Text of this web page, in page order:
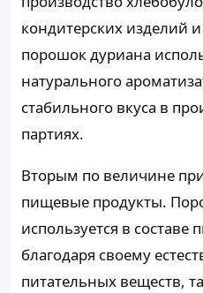
кондитерских изделий
порошок дуриана
натурального
стабильного вкуса в
партиях.
Вторым по величине
пищевые продукты.
используется в
благодаря своему
питательных веществ,